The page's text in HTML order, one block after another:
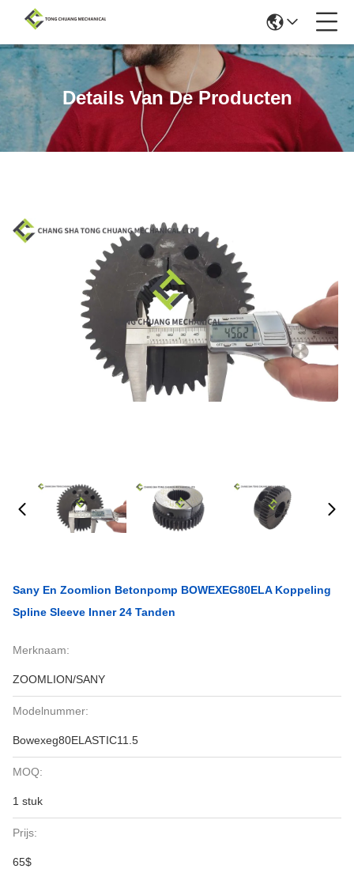
Details Van De Producten
Sany En Zoomlion Betonpomp BOWEXEG80ELA Koppeling
Spline Sleeve Inner 24 Tanden
Merknaam:
ZOOMLION/SANY
Modelnummer:
Bowexeg80ELASTIC11.5
MOQ:
1 stuk
Prijs:
65$